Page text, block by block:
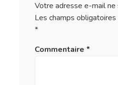
Votre adresse e-mail ne
Les champs
*
Commentaire *